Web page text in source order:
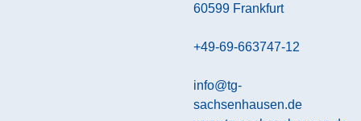
60599 Frankfurt
+49-69-663747-12
info@tg-
sachsenhausen.de